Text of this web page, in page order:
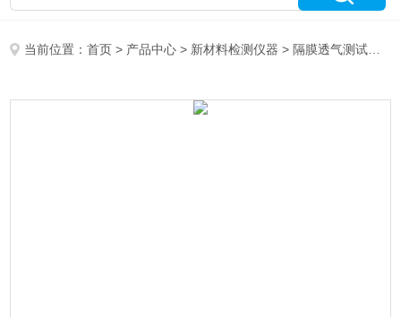
当前位置：首页 > 产品中心 > 新材料检测仪器 > 隔膜透气测试仪